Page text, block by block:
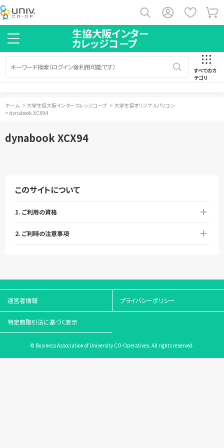
生協大阪インター
カレッジコープ
すべてのカ
テゴリ
ホーム > 大学生協大阪インターカレッジコープ > 大学生協オリジナルパソコン
> dynabook XCX94
dynabook XCX94
このサイトについて
1. ご利用の資格
2. ご利時の注意事項
運営者情報 プライバシーポリシー
特定商取引法に基づく表示
© Business Association of University CO-Operatives. All rights reserved.